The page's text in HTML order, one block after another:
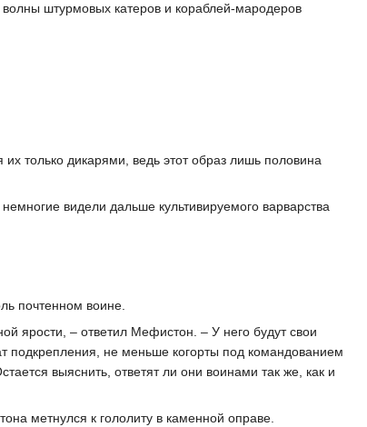
штурмовых катеров и кораблей-мародеров
только дикарями, ведь этот образ лишь половина
видели дальше культивируемого варварства
почтенном воине.
ярости, – ответил Мефистон. – У него будут свои
подкрепления, не меньше когорты под командованием
выяснить, ответят ли они воинами так же, как и
метнулся к гололиту в каменной оправе.